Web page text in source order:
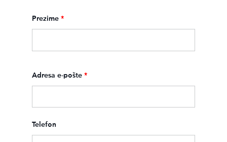
Prezime *
Adresa e-pošte *
Telefon